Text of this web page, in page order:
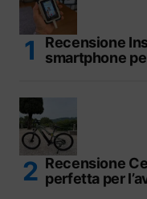
Recensione
smartphone
Recensione
perfetta per